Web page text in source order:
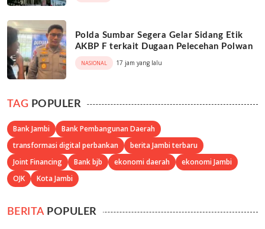
Polda Sumbar Segera Gelar Sidang Etik
AKBP F terkait Dugaan Pelecehan Polwan
NASIONAL 17 jam yang lalu
TAG POPULER
Bank Jambi
Bank Pembangunan Daerah
transformasi digital perbankan
berita Jambi terbaru
Joint Financing
Bank bjb ekonomi daerah
ekonomi Jambi
OJK
Kota Jambi
BERITAPOPULER